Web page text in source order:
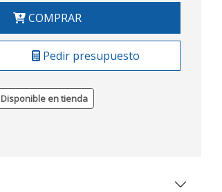
COMPRAR
Pedir presupuesto
Disponible en tienda